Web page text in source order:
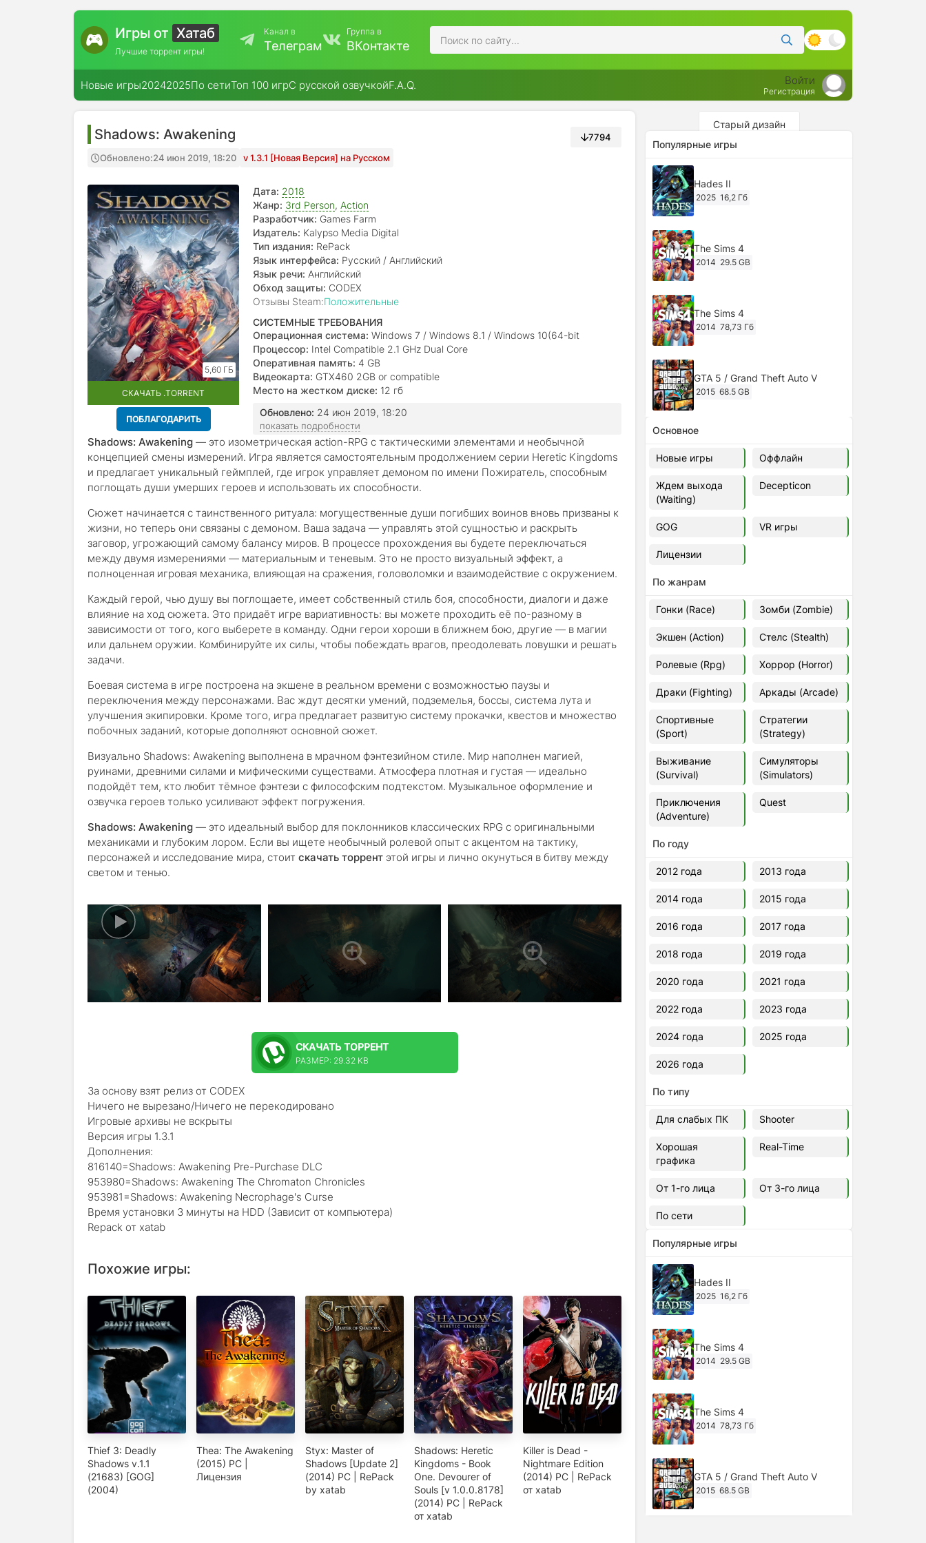
Игры от Хатаб
Лучшие торрент игры!
Канал в
Телеграм
Группа в
ВКонтакте
Новые игры20242025По сетиТоп 100 игрС русской озвучкойF.A.Q. Войти
Регистрация
Shadows: Awakening
Обновлено:24 июн 2019, 18:20 v 1.3.1 [Новая Версия] на Русском
7794
5,60 ГБ
СКАЧАТЬ .TORRENT
ПОБЛАГОДАРИТЬ
Дата: 2018
Жанр: 3rd Person, Action
Разработчик: Games Farm
Издатель: Kalypso Media Digital
Тип издания: RePack
Язык интерфейса: Русский / Английский
Язык речи: Английский
Обход защиты: CODEX
Отзывы Steam:Положительные
СИСТЕМНЫЕ ТРЕБОВАНИЯ
Операционная система: Windows 7 / Windows 8.1 / Windows 10(64-bit
versions)
Процессор: Intel Compatible 2.1 GHz Dual Core
Оперативная память: 4 GB
Видеокарта: GTX460 2GB or compatible
Место на жестком диске: 12 гб
Обновлено: 24 июн 2019, 18:20
показать подробности
Shadows: Awakening — это изометрическая action-RPG с тактическими элементами и необычной
концепцией смены измерений. Игра является самостоятельным продолжением серии Heretic Kingdoms
и предлагает уникальный геймплей, где игрок управляет демоном по имени Пожиратель, способным
поглощать души умерших героев и использовать их способности.
Сюжет начинается с таинственного ритуала: могущественные души погибших воинов вновь призваны к
жизни, но теперь они связаны с демоном. Ваша задача — управлять этой сущностью и раскрыть
заговор, угрожающий самому балансу миров. В процессе прохождения вы будете переключаться
между двумя измерениями — материальным и теневым. Это не просто визуальный эффект, а
полноценная игровая механика, влияющая на сражения, головоломки и взаимодействие с окружением.
Каждый герой, чью душу вы поглощаете, имеет собственный стиль боя, способности, диалоги и даже
влияние на ход сюжета. Это придаёт игре вариативность: вы можете проходить её по-разному в
зависимости от того, кого выберете в команду. Одни герои хороши в ближнем бою, другие — в магии
или дальнем оружии. Комбинируйте их силы, чтобы побеждать врагов, преодолевать ловушки и решать
задачи.
Боевая система в игре построена на экшене в реальном времени с возможностью паузы и
переключения между персонажами. Вас ждут десятки умений, подземелья, боссы, система лута и
улучшения экипировки. Кроме того, игра предлагает развитую систему прокачки, квестов и множество
побочных заданий, которые дополняют основной сюжет.
Визуально Shadows: Awakening выполнена в мрачном фэнтезийном стиле. Мир наполнен магией,
руинами, древними силами и мифическими существами. Атмосфера плотная и густая — идеально
подойдёт тем, кто любит тёмное фэнтези с философским подтекстом. Музыкальное оформление и
озвучка героев только усиливают эффект погружения.
Shadows: Awakening — это идеальный выбор для поклонников классических RPG с оригинальными
механиками и глубоким лором. Если вы ищете необычный ролевой опыт с акцентом на тактику,
персонажей и исследование мира, стоит скачать торрент этой игры и лично окунуться в битву между
светом и тенью.
СКАЧАТЬ ТОРРЕНТ
РАЗМЕР: 29.32 KB
За основу взят релиз от CODEX
Ничего не вырезано/Ничего не перекодировано
Игровые архивы не вскрыты
Версия игры 1.3.1
Дополнения:
816140=Shadows: Awakening Pre-Purchase DLC
953980=Shadows: Awakening The Chromaton Chronicles
953981=Shadows: Awakening Necrophage's Curse
Время установки 3 минуты на HDD (Зависит от компьютера)
Repack от xatab
Похожие игры:
Thief 3: Deadly
Shadows v.1.1
(21683) [GOG]
(2004)
Thea: The Awakening
(2015) PC |
Лицензия
Styx: Master of
Shadows [Update 2]
(2014) PC | RePack
by xatab
Shadows: Heretic
Kingdoms - Book
One. Devourer of
Souls [v 1.0.0.8178]
(2014) PC | RePack
от xatab
Killer is Dead -
Nightmare Edition
(2014) PC | RePack
от xatab
Старый дизайн
Популярные игры
Hades II
2025 16,2 Гб
The Sims 4
2014 29.5 GB
The Sims 4
2014 78,73 Гб
GTA 5 / Grand Theft Auto V
2015 68.5 GB
Ghost of Tsushima: Director's Cut
v.1053.8.1023.1614 [RePack
Decepticon] (2024)
2024
Cyberpunk 2077
49.4 GB
Ghost of Tsushima: Director's Cut
v.1053.9.0623.1807 [Папка
Euro Truck Simulator 2 v.1.60.1.7s
[Папка игры] (2012)
37,77 Гб
Forza Horizon 5 v.688.044
[Папка игры] (2021)
2021
V Rising
2024
Основное
Новые игры Оффлайн
Ждем выхода
(Waiting)
Decepticon
GOG VR игры
Лицензии
По жанрам
Гонки (Race) Зомби (Zombie)
Экшен (Action) Стелс (Stealth)
Ролевые (Rpg) Хоррор (Horror)
Драки (Fighting) Аркады (Arcade)
Спортивные
(Sport)
Стратегии
(Strategy)
Выживание
(Survival)
Симуляторы
(Simulators)
Приключения
(Adventure)
Quest
По году
2012 года 2013 года
2014 года 2015 года
2016 года 2017 года
2018 года 2019 года
2020 года 2021 года
2022 года 2023 года
2024 года 2025 года
2026 года
По типу
Для слабых ПК Shooter
Хорошая
графика
Real-Time
От 1-го лица От 3-го лица
По сети
Популярные игры
Hades II
2025 16,2 Гб
The Sims 4
2014 29.5 GB
The Sims 4
2014 78,73 Гб
GTA 5 / Grand Theft Auto V
2015 68.5 GB